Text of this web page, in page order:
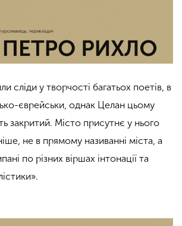
сліди у творчості багатьох поетів, в
єврейськи, однак Целан цьому
закритий. Місто присутнє у нього
не в прямому називанні міста, а
по різних віршах інтонації та